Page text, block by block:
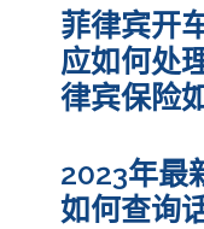
菲律宾开
应如何处
律宾保险
2023年最
如何查询